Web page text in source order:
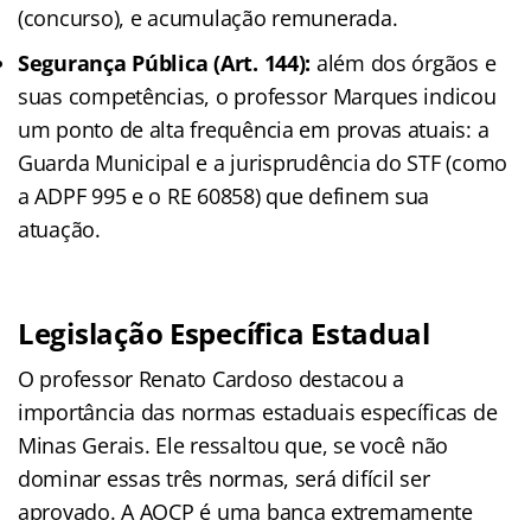
(concurso), e acumulação remunerada.
Segurança Pública (Art. 144): além dos órgãos e
suas competências, o professor Marques indicou
um ponto de alta frequência em provas atuais: a
Guarda Municipal e a jurisprudência do STF (como
a ADPF 995 e o RE 60858) que definem sua
atuação.
Legislação Específica Estadual
O professor Renato Cardoso destacou a
importância das normas estaduais específicas de
Minas Gerais. Ele ressaltou que, se você não
dominar essas três normas, será difícil ser
aprovado. A AOCP é uma banca extremamente